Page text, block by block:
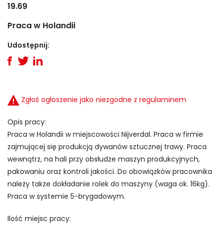
19.69
Praca w Holandii
Udostępnij:
Zgłoś ogłoszenie jako niezgodne z regulaminem
Opis pracy:
Praca w Holandii w miejscowości Nijverdal. Praca w firmie
zajmującej się produkcją dywanów sztucznej trawy. Praca
wewnątrz, na hali przy obsłudze maszyn produkcyjnych,
pakowaniu oraz kontroli jakości. Do obowiązków pracownika
należy także dokładanie rolek do maszyny (waga ok. 16kg).
Praca w systemie 5-brygadowym.
Ilość miejsc pracy: